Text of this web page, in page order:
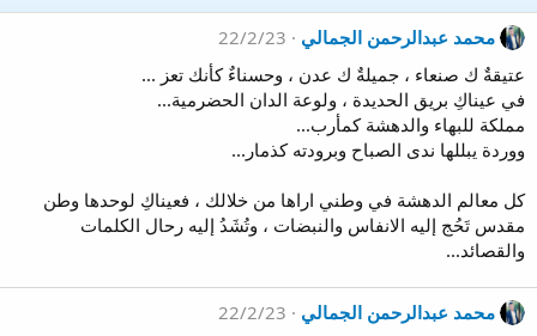
محمد عبدالرحمن الجمالي
22/2/23
عتيقةٌ ك صنعاء ، جميلةٌ ك عدن ، وحسناءٌ كأنك تعز ...
في عيناكِ بريق الحديدة ، ولوعة الدان الحضرمية...
مملكة للبهاء والدهشة كمأرب...
ووردة يبللها ندى الصباح وبرودته كذمار...
كل معالم الدهشة في وطني اراها من خلالك ، فعيناكِ لوحدها وطن
مقدس تَحُج إليه الانفاس والنبضات ، وتُشَدُ إليه رحال الكلمات
والقصائد...
محمد عبدالرحمن الجمالي
22/2/23